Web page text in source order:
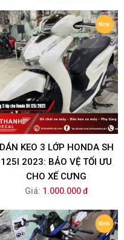
DÁN KEO 3 LỚP HONDA SH
125I 2023: BẢO VỆ TỐI ƯU
CHO XẾ CƯNG
Giá: 1.000.000 đ